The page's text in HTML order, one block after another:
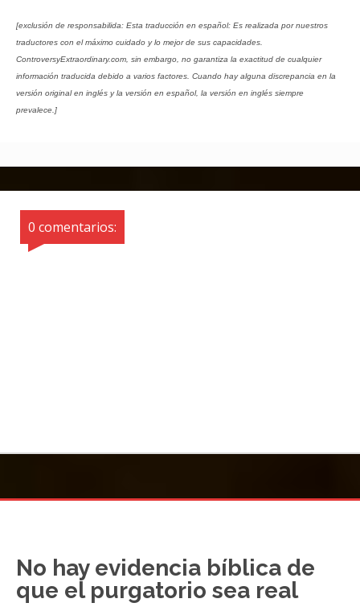
[exclusión de responsabilida: Esta traducción en español: Es realizada por nuestros
traductores con el máximo cuidado y lo mejor de sus capacidades.
ControversyExtraordinary.com, sin embargo, no garantiza la exactitud de cualquier
información traducida debido a varios factores. Cuando hay alguna discrepancia en la
versión original en inglés y la versión en español, la versión en inglés siempre
prevalece.]
0 comentarios:
No hay evidencia bíblica de
que el purgatorio sea real